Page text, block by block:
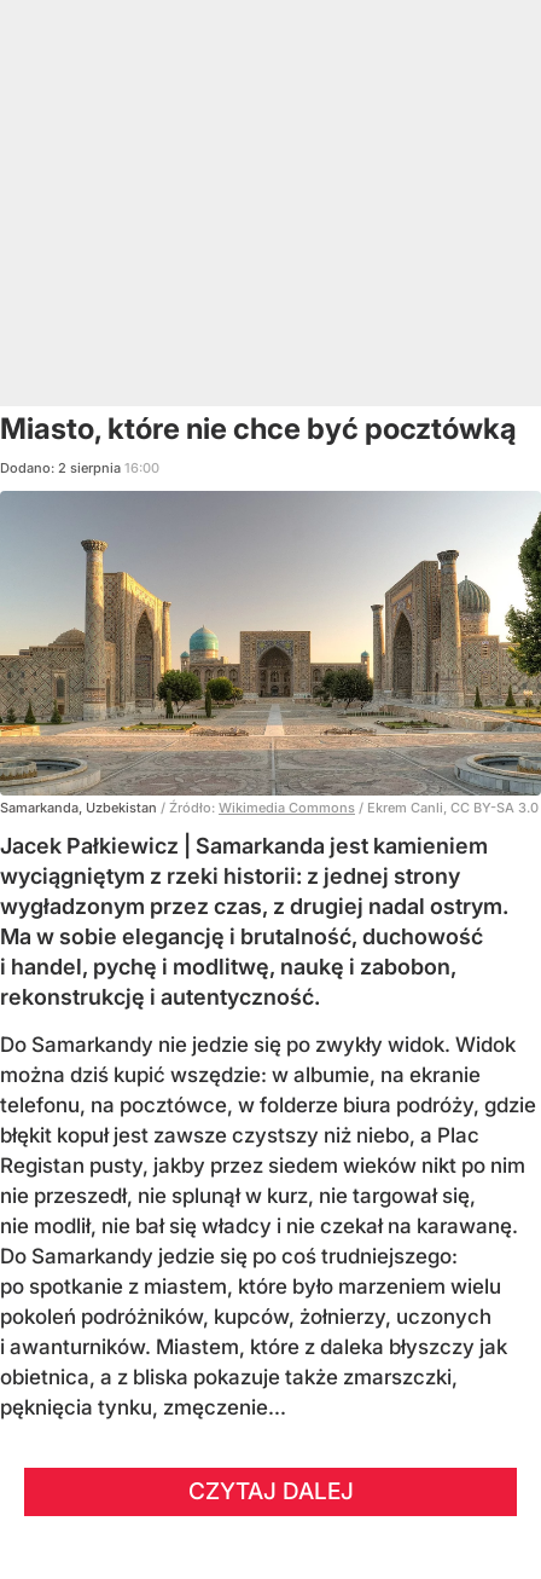
Miasto, które nie chce być pocztówką
Dodano: 2 sierpnia 16:00
Samarkanda, Uzbekistan / Źródło: Wikimedia Commons / Ekrem Canli, CC BY-SA 3.0
Jacek Pałkiewicz | Samarkanda jest kamieniem
wyciągniętym z rzeki historii: z jednej strony
wygładzonym przez czas, z drugiej nadal ostrym.
Ma w sobie elegancję i brutalność, duchowość
i handel, pychę i modlitwę, naukę i zabobon,
rekonstrukcję i autentyczność.
Do Samarkandy nie jedzie się po zwykły widok. Widok
można dziś kupić wszędzie: w albumie, na ekranie
telefonu, na pocztówce, w folderze biura podróży, gdzie
błękit kopuł jest zawsze czystszy niż niebo, a Plac
Registan pusty, jakby przez siedem wieków nikt po nim
nie przeszedł, nie splunął w kurz, nie targował się,
nie modlił, nie bał się władcy i nie czekał na karawanę.
Do Samarkandy jedzie się po coś trudniejszego:
po spotkanie z miastem, które było marzeniem wielu
pokoleń podróżników, kupców, żołnierzy, uczonych
i awanturników. Miastem, które z daleka błyszczy jak
obietnica, a z bliska pokazuje także zmarszczki,
pęknięcia tynku, zmęczenie...
CZYTAJ DALEJ